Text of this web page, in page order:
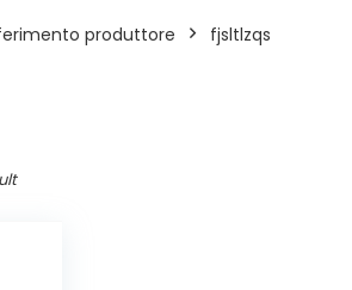
produttore ‎fjsltlzqs